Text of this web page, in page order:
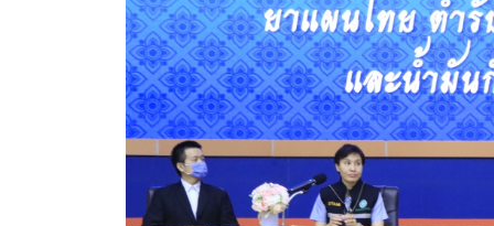
คลินิกเซ็นเตอร์
แบบฟอร์มบริหารงานบุคคล
รายงานตรวจสอบภายใน
รายงานเครื่องจักรกล อบจ.